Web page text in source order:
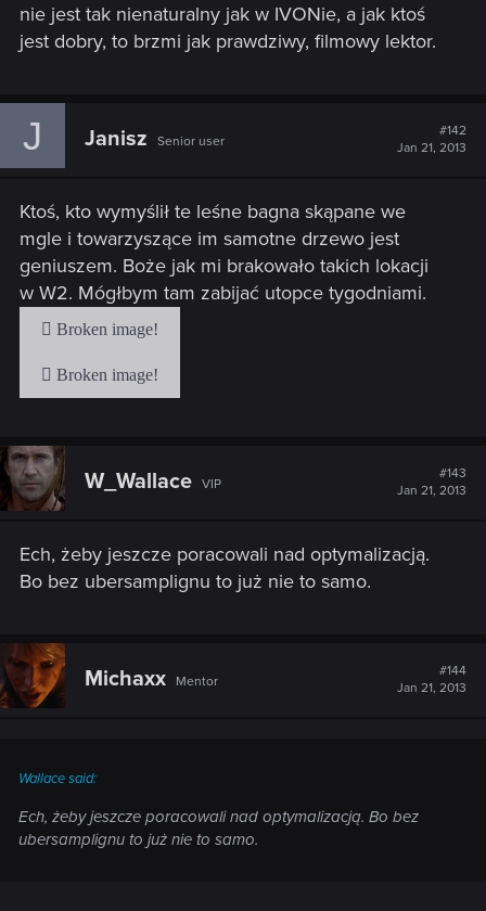
nie jest tak nienaturalny jak w IVONie, a jak ktoś
jest dobry, to brzmi jak prawdziwy, filmowy lektor.
J Janisz Senior user
#142
Jan 21, 2013
Ktoś, kto wymyślił te leśne bagna skąpane we
mgle i towarzyszące im samotne drzewo jest
geniuszem. Boże jak mi brakowało takich lokacji
w W2. Mógłbym tam zabijać utopce tygodniami.
W_Wallace VIP
#143
Jan 21, 2013
Ech, żeby jeszcze poracowali nad optymalizacją.
Bo bez ubersamplignu to już nie to samo.
Michaxx Mentor
#144
Jan 21, 2013
Wallace said:
Ech, żeby jeszcze poracowali nad optymalizacją. Bo bez
ubersamplignu to już nie to samo.